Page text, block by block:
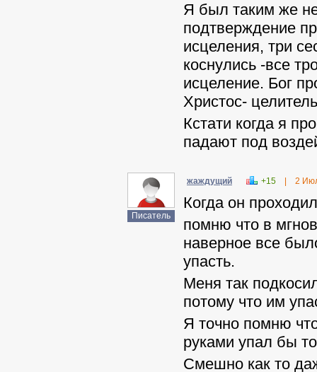
Я был таким же
подтверждение
исцеления, три
коснулись -все
исцеление. Бог
Христос-
Кстати когда я
падают под
Писатель
жаждущий +15 2
Когда он
помню что в
наверное все
упасть.
Меня так
потому что им
Я точно помню
руками упал бы
Смешно как то